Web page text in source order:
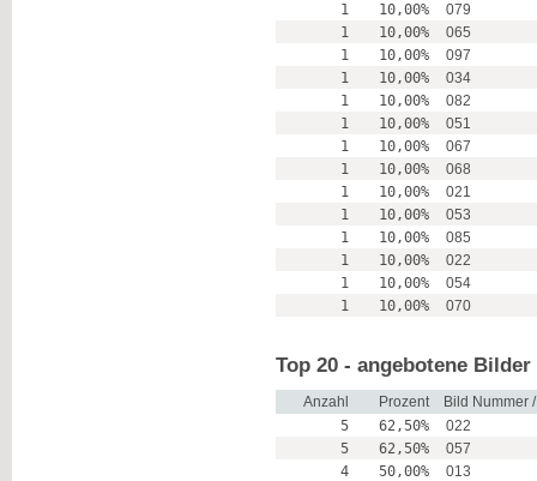
1
10,00%
079
1
10,00%
065
1
10,00%
097
1
10,00%
034
1
10,00%
082
1
10,00%
051
1
10,00%
067
1
10,00%
068
1
10,00%
021
1
10,00%
053
1
10,00%
085
1
10,00%
022
1
10,00%
054
1
10,00% 070
Top 20 - angebotene Bilder
Anzahl Prozent
Bild Nummer
5
62,50%
022
5
62,50%
057
4
50,00%
013